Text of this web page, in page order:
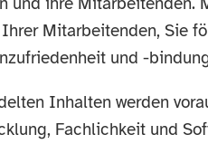
Mitarbeitenden, Sie
und -
Inhalten werden
Fachlichkeit und